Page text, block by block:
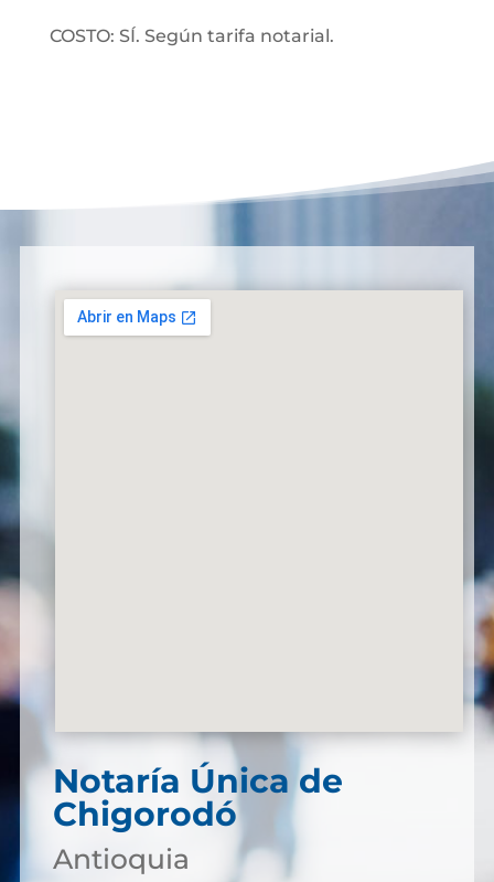
COSTO: SÍ. Según tarifa notarial.
Notaría Única de
Chigorodó
Antioquia